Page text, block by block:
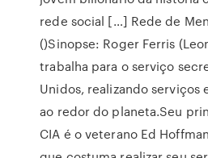
rede social […] Rede de
()Sinopse: Roger Ferris
trabalha para o serviço
Unidos, realizando serviços
ao redor do planeta.Seu
CIA é o veterano Ed